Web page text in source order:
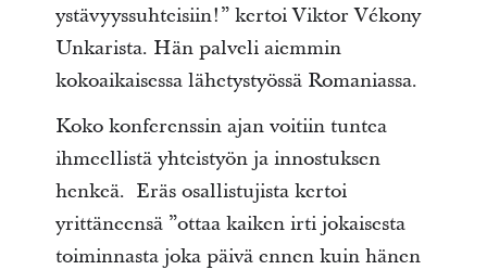
ystävyyssuhteisiin!” kertoi Viktor Vékony
Unkarista. Hän palveli aiemmin
kokoaikaisessa lähetystyössä Romaniassa.
Koko konferenssin ajan voitiin tuntea
ihmeellistä yhteistyön ja innostuksen
henkeä. Eräs osallistujista kertoi
yrittäneensä ”ottaa kaiken irti jokaisesta
toiminnasta joka päivä ennen kuin hänen